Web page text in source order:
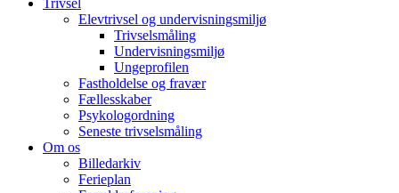
Trivsel
Elevtrivsel og undervisningsmiljø
Trivselsmåling
Undervisningsmiljø
Ungeprofilen
Fastholdelse og fravær
Fællesskaber
Psykologordning
Seneste trivselsmåling
Om os
Billedarkiv
Ferieplan